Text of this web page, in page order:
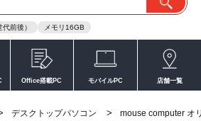
前後） メモリ16GB
Office搭載PC モバイルPC 店舗一覧
デスクトップパソコン >
mouse computer オ